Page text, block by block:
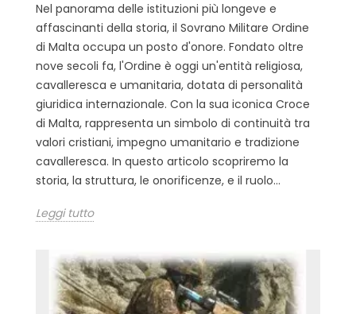
Nel panorama delle istituzioni più longeve e
affascinanti della storia, il Sovrano Militare Ordine
di Malta occupa un posto d'onore. Fondato oltre
nove secoli fa, l'Ordine è oggi un'entità religiosa,
cavalleresca e umanitaria, dotata di personalità
giuridica internazionale. Con la sua iconica Croce
di Malta, rappresenta un simbolo di continuità tra
valori cristiani, impegno umanitario e tradizione
cavalleresca. In questo articolo scopriremo la
storia, la struttura, le onorificenze, e il ruolo...
Leggi tutto